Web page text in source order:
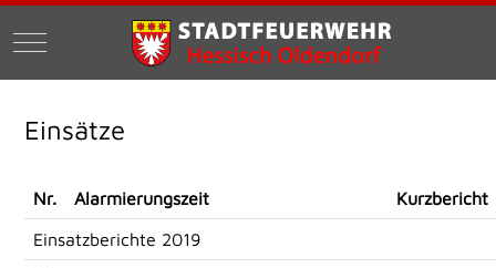
Mobile Menu Toggle
Einsätze
Nr. Alarmierungszeit Kurzbericht
Einsatzberichte 2019